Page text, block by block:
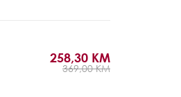
258,30 KM
369,00 KM